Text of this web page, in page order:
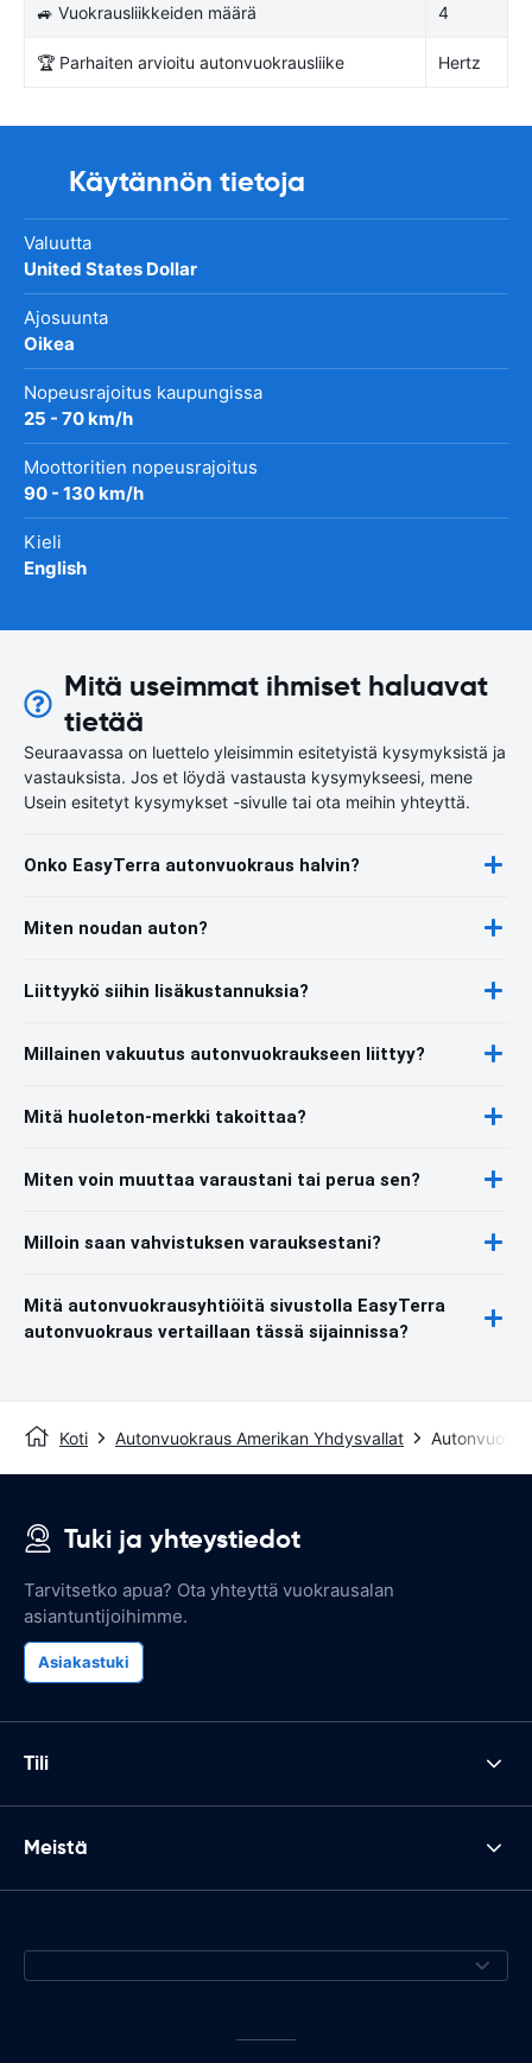
🚙 Vuokrausliikkeiden määrä 4
🏆 Parhaiten arvioitu autonvuokrausliike Hertz
Käytännön tietoja
Valuutta
United States Dollar
Ajosuunta
Oikea
Nopeusrajoitus kaupungissa
25 - 70 km/h
Moottoritien nopeusrajoitus
90 - 130 km/h
Kieli
English
Mitä useimmat ihmiset haluavat
tietää
Seuraavassa on luettelo yleisimmin esitetyistä kysymyksistä ja
vastauksista. Jos et löydä vastausta kysymykseesi, mene
Usein esitetyt kysymykset -sivulle tai ota meihin yhteyttä.
Onko EasyTerra autonvuokraus halvin?
Miten noudan auton?
Liittyykö siihin lisäkustannuksia?
Millainen vakuutus autonvuokraukseen liittyy?
Mitä huoleton-merkki takoittaa?
Miten voin muuttaa varaustani tai perua sen?
Milloin saan vahvistuksen varauksestani?
Mitä autonvuokrausyhtiöitä sivustolla EasyTerra
autonvuokraus vertaillaan tässä sijainnissa?
Koti Autonvuokraus Amerikan Yhdysvallat
Tuki ja yhteystiedot
Tarvitsetko apua? Ota yhteyttä vuokrausalan
asiantuntijoihimme.
Asiakastuki
Tili
Meistä